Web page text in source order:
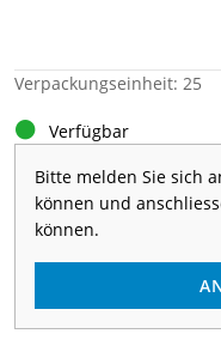
Verpackungseinheit: 25
Verfügbar
Bitte melden Sie sich
können und
können.